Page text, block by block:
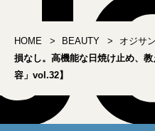
HOME BEAUTY オジサ
損なし。高機能な日焼け止め、
容」vol.32】